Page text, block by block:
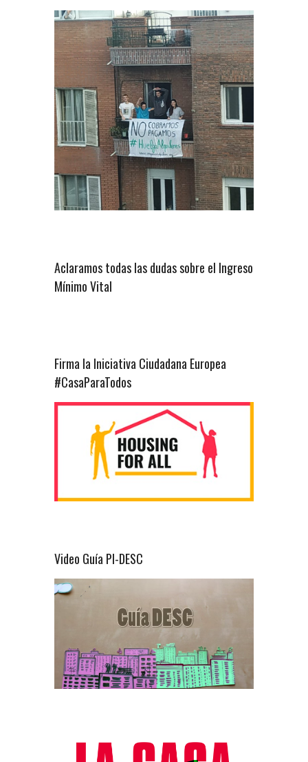
Aclaramos todas las dudas sobre el Ingreso
Mínimo Vital
Firma la Iniciativa Ciudadana Europea
#CasaParaTodos
Video Guía PI-DESC